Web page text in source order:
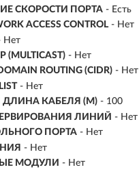
СКОРОСТИ ПОРТА - Есть
ACCESS CONTROL - Нет
Нет
- Нет
ROUTING (CIDR) - Нет
- Нет
КАБЕЛЯ (М) - 100
ЛИНИЙ - Нет
ПОРТА - Нет
- Нет
МОДУЛИ - Нет